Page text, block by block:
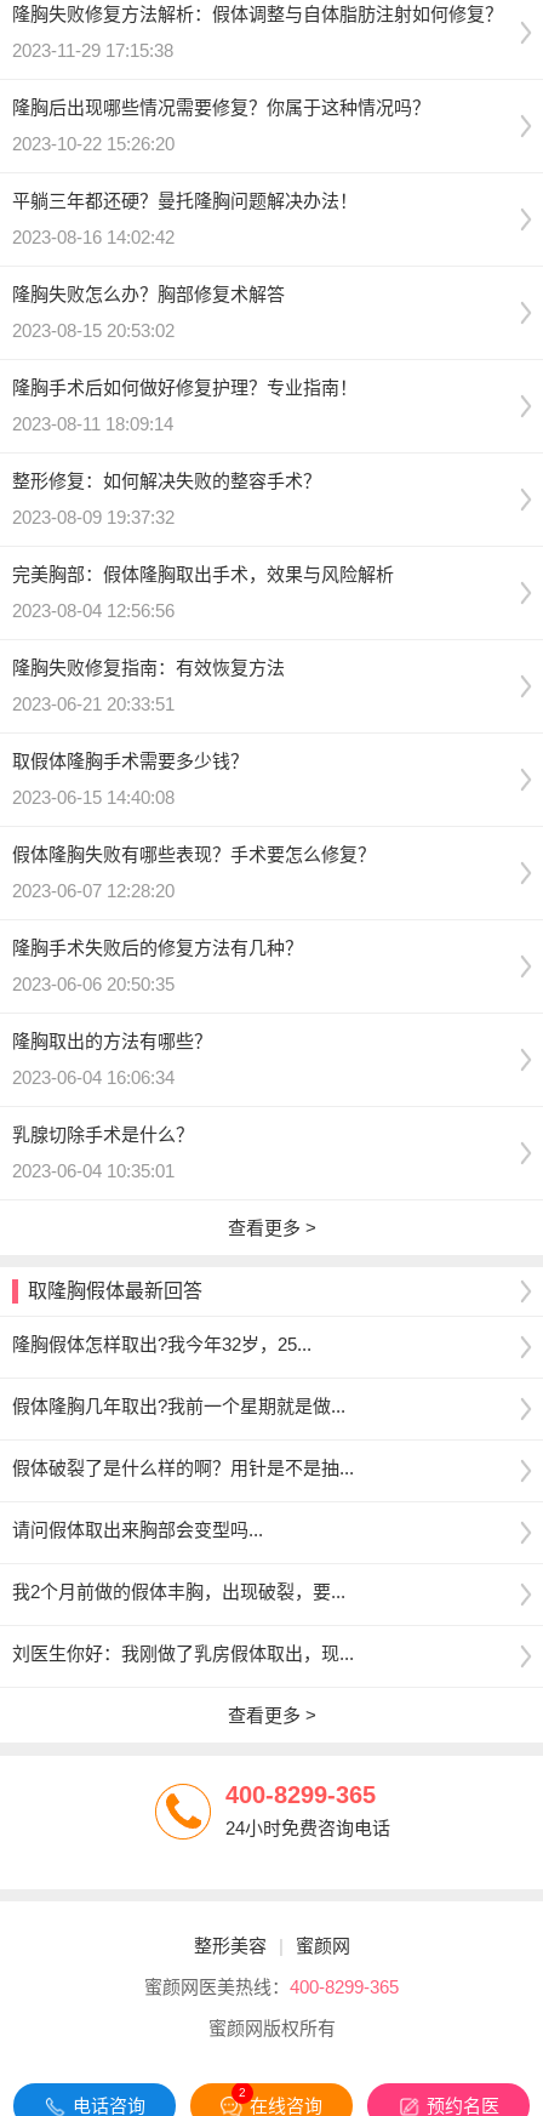
隆胸失败修复方法解析：假体调整与自体脂肪注射如何修复？
2023-11-29 17:15:38
隆胸后出现哪些情况需要修复？你属于这种情况吗？
2023-10-22 15:26:20
平躺三年都还硬？曼托隆胸问题解决办法！
2023-08-16 14:02:42
隆胸失败怎么办？胸部修复术解答
2023-08-15 20:53:02
隆胸手术后如何做好修复护理？专业指南！
2023-08-11 18:09:14
整形修复：如何解决失败的整容手术？
2023-08-09 19:37:32
完美胸部：假体隆胸取出手术，效果与风险解析
2023-08-04 12:56:56
隆胸失败修复指南：有效恢复方法
2023-06-21 20:33:51
取假体隆胸手术需要多少钱？
2023-06-15 14:40:08
假体隆胸失败有哪些表现？手术要怎么修复？
2023-06-07 12:28:20
隆胸手术失败后的修复方法有几种？
2023-06-06 20:50:35
隆胸取出的方法有哪些？
2023-06-04 16:06:34
乳腺切除手术是什么？
2023-06-04 10:35:01
查看更多 >
取隆胸假体最新回答
隆胸假体怎样取出?我今年32岁，25...
假体隆胸几年取出?我前一个星期就是做...
假体破裂了是什么样的啊？用针是不是抽...
请问假体取出来胸部会变型吗...
我2个月前做的假体丰胸，出现破裂，要...
刘医生你好：我刚做了乳房假体取出，现...
查看更多 >
400-8299-365
24小时免费咨询电话
整形美容 |
蜜颜网
蜜颜网医美热线： 400-8299-365
蜜颜网版权所有
电话咨询
2
在线咨询 预约名医